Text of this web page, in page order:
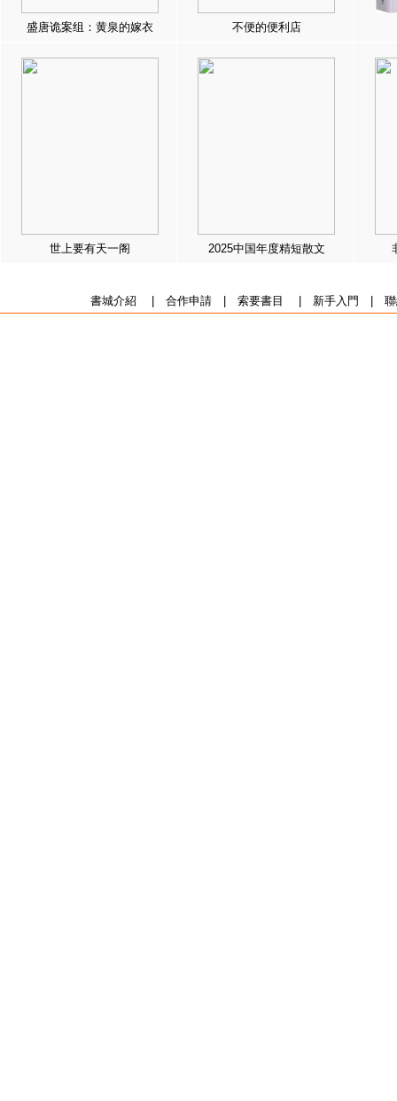
盛唐诡案组：黄泉的嫁衣 不便的便利店
世上要有天一阁 2025中国年度精短散文
書城介紹 合作申請| 索要書目 新手入門